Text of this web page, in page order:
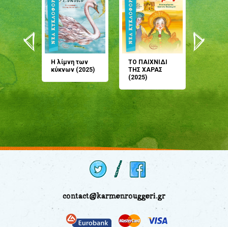
Η λίμνη των
κύκνων (2025)
ΤΟ ΠΑΙΧΝΙΔΙ
ΤΗΣ ΧΑΡΑΣ
(2025)
μου;
(2024)
contact@karmenrouggeri.gr